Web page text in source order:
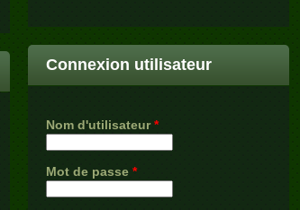
Connexion utilisateur
Nom d'utilisateur*
Mot de passe *